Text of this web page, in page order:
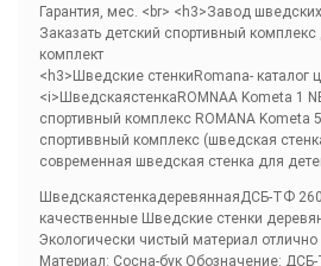
Гарантия, мес. <br> <h3>Завод
Заказать детский спортивный
комплект
<h3>Шведские стенкиRomana- каталог
<i>ШведскаястенкаROMNAA Kometa 1
спортивный комплекс ROMANA Kometa
спортиввный комплекс (шведская
современная шведская стенка для
ШведскаястенкадеревяннаяДСБ-ТФ
качественные Шведские стенки
Экологически чистый материал
Материал: Сосна-бук Обозначение: